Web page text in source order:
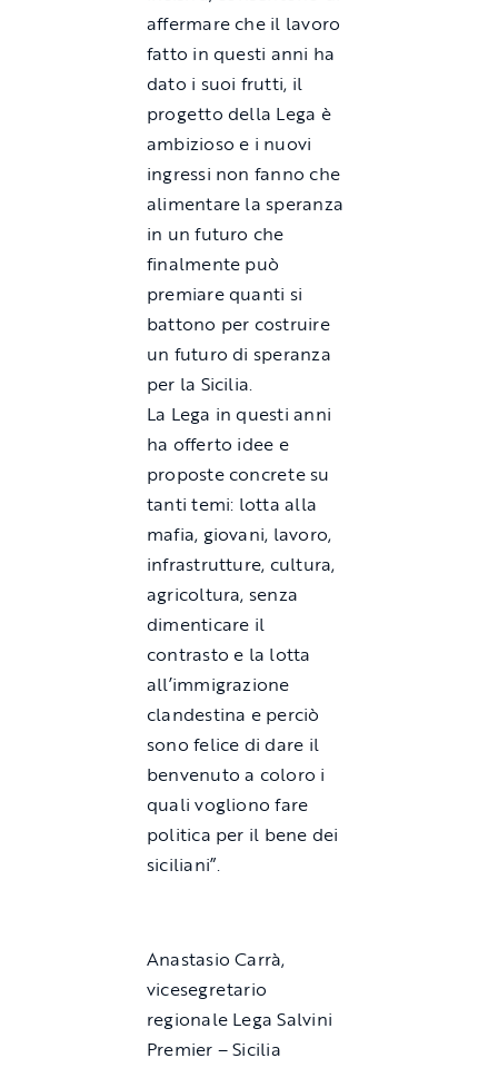
affermare che il lavoro
fatto in questi anni ha
dato i suoi frutti, il
progetto della Lega è
ambizioso e i nuovi
ingressi non fanno che
alimentare la speranza
in un futuro che
finalmente può
premiare quanti si
battono per costruire
un futuro di speranza
per la Sicilia.
La Lega in questi anni
ha offerto idee e
proposte concrete su
tanti temi: lotta alla
mafia, giovani, lavoro,
infrastrutture, cultura,
agricoltura, senza
dimenticare il
contrasto e la lotta
all’immigrazione
clandestina e perciò
sono felice di dare il
benvenuto a coloro i
quali vogliono fare
politica per il bene dei
siciliani”.
Anastasio Carrà,
vicesegretario
regionale Lega Salvini
Premier – Sicilia